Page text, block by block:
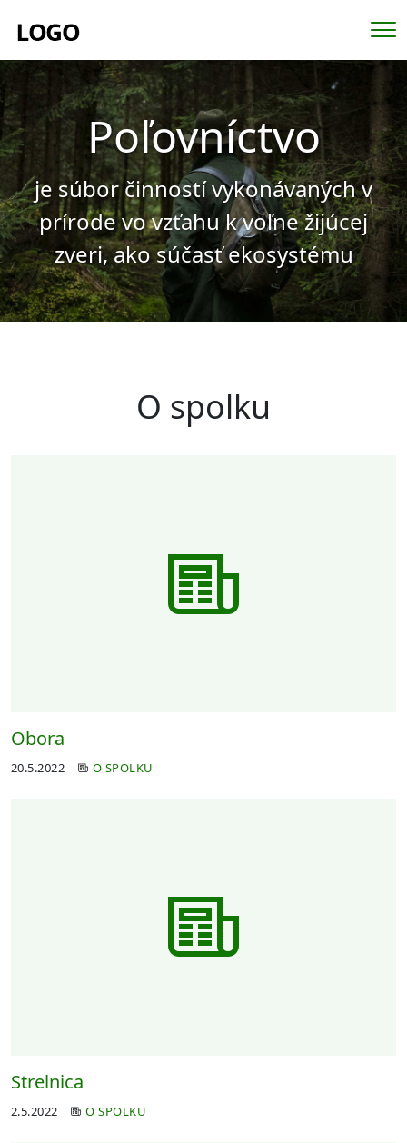
Poľovníctvo
je súbor činností vykonávaných v
prírode vo vzťahu k voľne žijúcej
zveri, ako súčasť ekosystému
O spolku
Obora
20.5.2022 O SPOLKU
Strelnica
2.5.2022 O SPOLKU